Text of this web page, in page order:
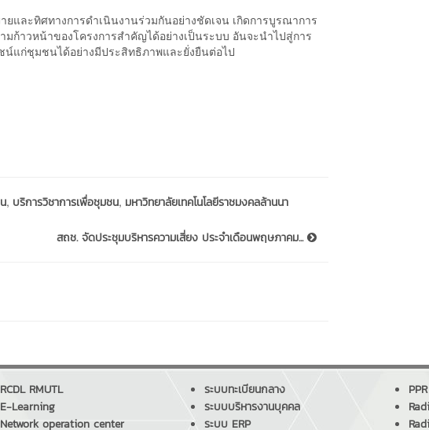
และทิศทางการดำเนินงานร่วมกันอย่างชัดเจน เกิดการบูรณาการ
ก้าวหน้าของโครงการสำคัญได้อย่างเป็นระบบ อันจะนำไปสู่การ
แก่ชุมชนได้อย่างมีประสิทธิภาพและยั่งยืนต่อไป
, บริการวิชาการเพื่อชุมชน, มหาวิทยาลัยเทคโนโลยีราชมงคลล้านนา
สถช. จัดประชุมบริหารความเสี่ยง ประจำเดือนพฤษภาคม...
RCDL RMUTL
E-Learning
Network operation center
ระบบทะเบียนกลาง
ระบบบริหารงานบุคคล
ระบบ ERP